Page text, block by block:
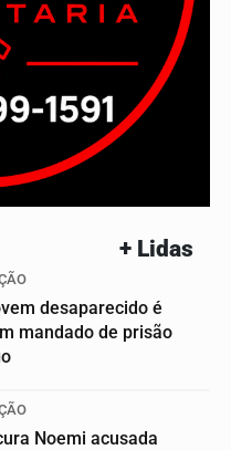
+ Lidas
desaparecido é
mandado de prisão
Noemi acusada